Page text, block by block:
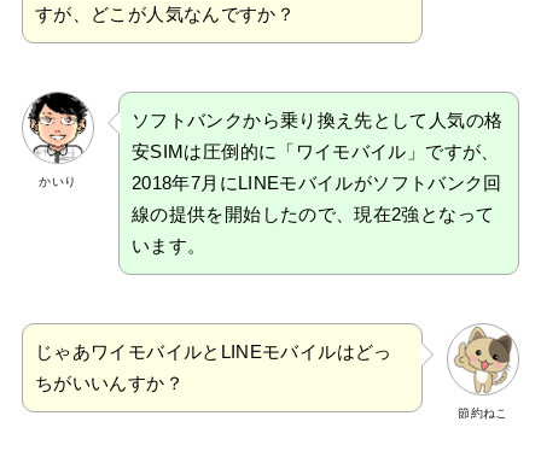
すが、どこが人気なんですか？
かいり
ソフトバンクから乗り換え先として人気の格
安SIMは圧倒的に「ワイモバイル」ですが、
2018年7月にLINEモバイルがソフトバンク回
線の提供を開始したので、現在2強となって
います。
節約ねこ
じゃあワイモバイルとLINEモバイルはどっ
ちがいいんすか？